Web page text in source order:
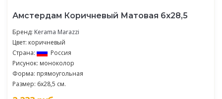
Амстердам Коричневый Матовая 6х28,5
Бренд: Kerama Marazzi
Цвет: коричневый
Страна:
Россия
Рисунок: моноколор
Форма: прямоугольная
Размер: 6x28,5 см.